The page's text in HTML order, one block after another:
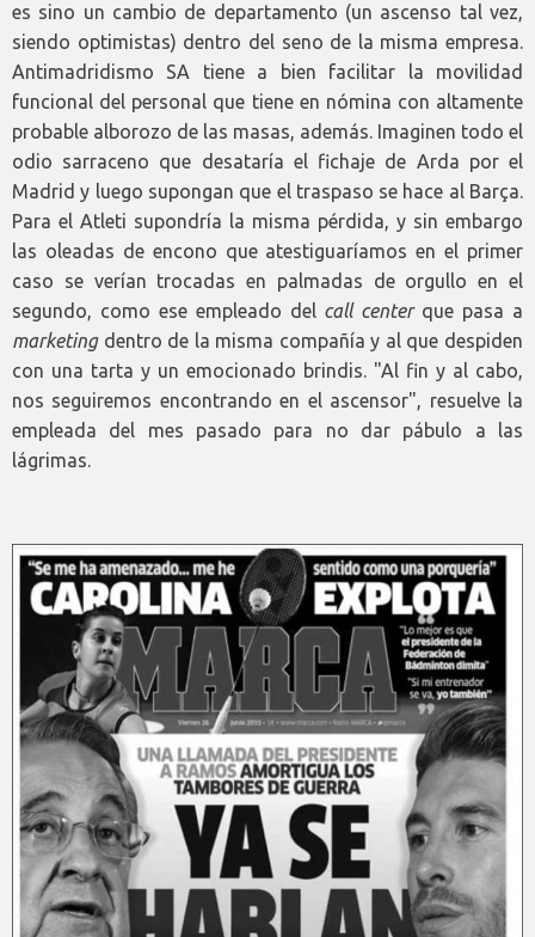
es sino un cambio de departamento (un ascenso tal vez,
siendo optimistas) dentro del seno de la misma empresa.
Antimadridismo SA tiene a bien facilitar la movilidad
funcional del personal que tiene en nómina con altamente
probable alborozo de las masas, además. Imaginen todo el
odio sarraceno que desataría el fichaje de Arda por el
Madrid y luego supongan que el traspaso se hace al Barça.
Para el Atleti supondría la misma pérdida, y sin embargo
las oleadas de encono que atestiguaríamos en el primer
caso se verían trocadas en palmadas de orgullo en el
segundo, como ese empleado del call centerque pasa a
marketingdentro de la misma compañía y al que despiden
con una tarta y un emocionado brindis. "Al fin y al cabo,
nos seguiremos encontrando en el ascensor", resuelve la
empleada del mes pasado para no dar pábulo a las
lágrimas.